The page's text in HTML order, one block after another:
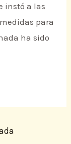
instó a las
para
ha sido